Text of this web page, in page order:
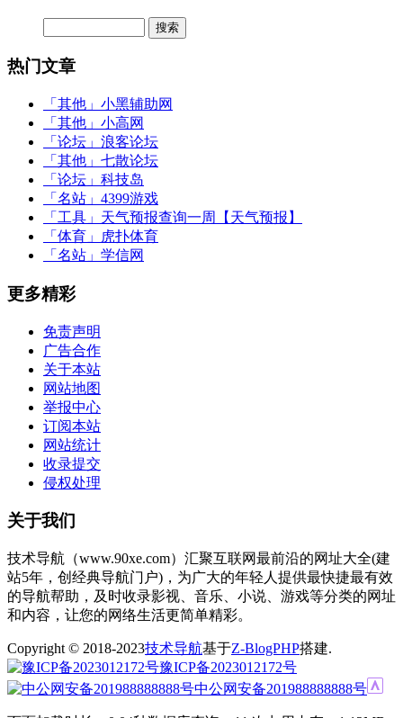
热门文章
「其他」 小黑辅助网
「其他」 小高网
「论坛」 浪客论坛
「其他」 七散论坛
「论坛」 科技岛
「名站」 4399游戏
「工具」 天气预报查询一周【天气预报】
「体育」
虎扑体育
「名站」 学信网
更多精彩
免责声明
广告合作
关于本站
网站地图
举报中心
订阅本站
网站统计
收录提交
侵权处理
关于我们
技术导航（www.90xe.com）汇聚互联网最前沿的网址大全(建
站5年，创经典导航门户)，为广大的年轻人提供最快捷最有效
的导航帮助，及时收录影视、音乐、小说、游戏等分类的网址
和内容，让您的网络生活更简单精彩。
Copyright © 2018-2023技术导航基于Z-BlogPHP搭建.
豫ICP备2023012172号
中公网安备201988888888号